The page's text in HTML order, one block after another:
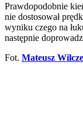
Prawdopodobnie
nie dostosował
wyniku czego na
następnie
Fot. Mateusz